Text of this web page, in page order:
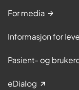
For media
Informasjon for
Pasient- og
eDialog